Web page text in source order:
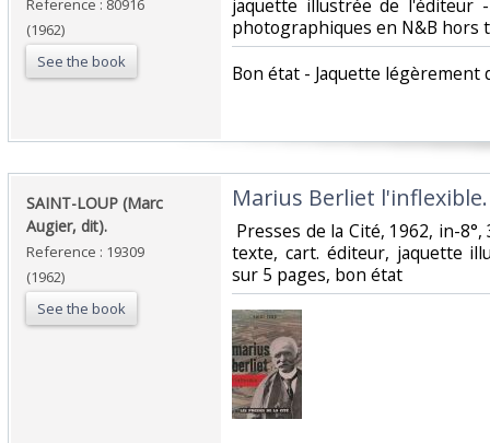
Reference : 80916
(1962)
See the book
jaquette illustrée de l'éditeur
photographiques en N&B hors
‎Bon état - Jaquette légèrement
‎SAINT-LOUP (Marc
Augier, dit).‎
Reference : 19309
(1962)
See the book
‎Marius Berliet l'inflexible.‎
Presses de la Cité, 1962, in-
texte, cart. éditeur, jaquette
sur 5 pages, bon état‎